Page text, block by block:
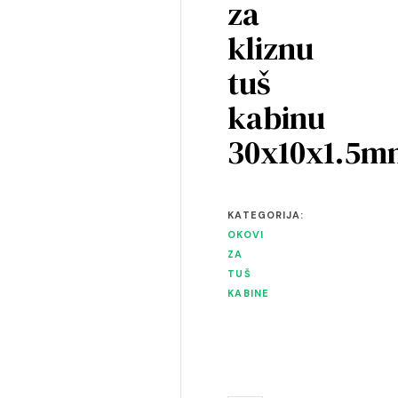
za
kliznu
tuš
kabinu
KATEGORIJA:
OKOVI
ZA
TUŠ
KABINE